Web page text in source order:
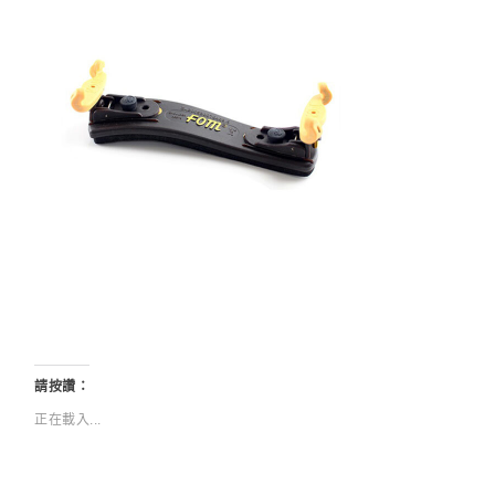
請按讚：
正在載入...